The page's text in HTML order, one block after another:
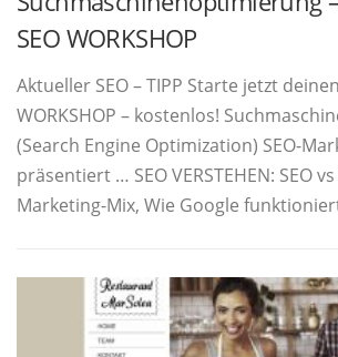
SEO WORKSHOP
Aktueller SEO – TIPP Starte jetzt
WORKSHOP – kostenlos!
(Search Engine Optimization) SEO-
präsentiert … SEO VERSTEHEN: SEO vs
Marketing-Mix, Wie Google